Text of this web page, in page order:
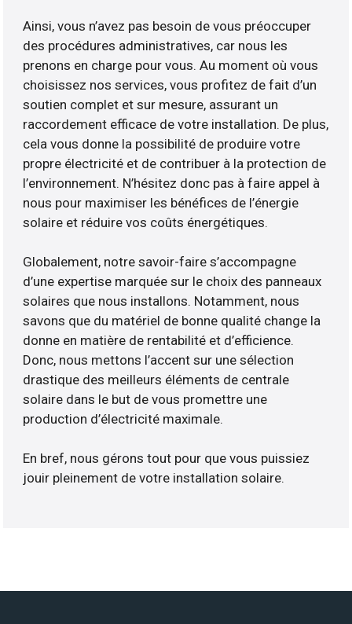
Ainsi, vous n’avez pas besoin de vous préoccuper
des procédures administratives, car nous les
prenons en charge pour vous. Au moment où vous
choisissez nos services, vous profitez de fait d’un
soutien complet et sur mesure, assurant un
raccordement efficace de votre installation. De plus,
cela vous donne la possibilité de produire votre
propre électricité et de contribuer à la protection de
l’environnement. N’hésitez donc pas à faire appel à
nous pour maximiser les bénéfices de l’énergie
solaire et réduire vos coûts énergétiques.
Globalement, notre savoir-faire s’accompagne
d’une expertise marquée sur le choix des panneaux
solaires que nous installons. Notamment, nous
savons que du matériel de bonne qualité change la
donne en matière de rentabilité et d’efficience.
Donc, nous mettons l’accent sur une sélection
drastique des meilleurs éléments de centrale
solaire dans le but de vous promettre une
production d’électricité maximale.
En bref, nous gérons tout pour que vous puissiez
jouir pleinement de votre installation solaire.